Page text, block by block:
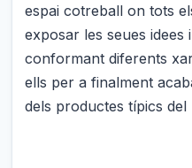
espai cotreball on tots
exposar les seues idees
conformant diferents
ells per a finalment
dels productes típics del